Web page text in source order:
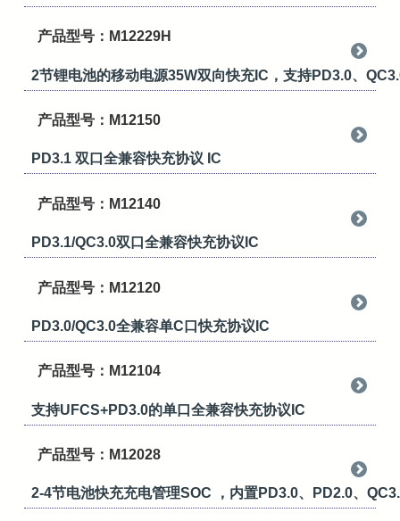
产品型号：M12229H
2节锂电池的移动电源35W双向快充IC，支持PD3.0、
产品型号：M12150
PD3.1 双口全兼容快充协议 IC
产品型号：M12140
PD3.1/QC3.0双口全兼容快充协议IC
产品型号：M12120
PD3.0/QC3.0全兼容单C口快充协议IC
产品型号：M12104
支持UFCS+PD3.0的单口全兼容快充协议IC
产品型号：M12028
2-4节电池快充充电管理SOC ，内置PD3.0、PD2.0、